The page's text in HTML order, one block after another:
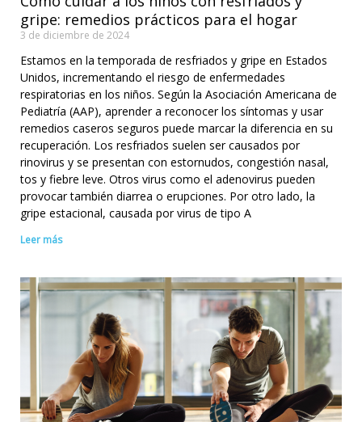
gripe: remedios prácticos para el hogar
3 de diciembre de 2024
Estamos en la temporada de resfriados y gripe en Estados
Unidos, incrementando el riesgo de enfermedades
respiratorias en los niños. Según la Asociación Americana de
Pediatría (AAP), aprender a reconocer los síntomas y usar
remedios caseros seguros puede marcar la diferencia en su
recuperación. Los resfriados suelen ser causados por
rinovirus y se presentan con estornudos, congestión nasal,
tos y fiebre leve. Otros virus como el adenovirus pueden
provocar también diarrea o erupciones. Por otro lado, la
gripe estacional, causada por virus de tipo A
Leer más